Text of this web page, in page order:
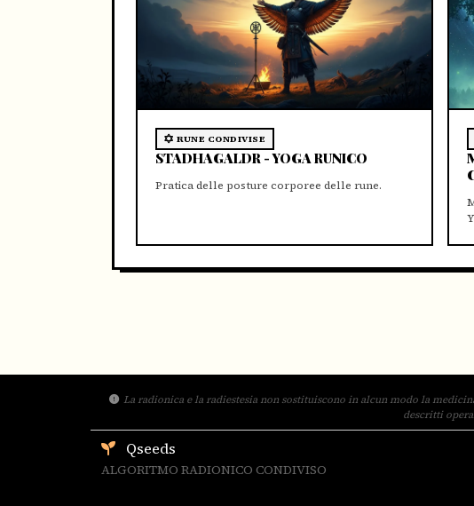
RUNE CONDIVISE
STADHAGALDR - YOGA RUNICO
Pratica delle posture corporee delle rune.
La radionica e la radiestesia non sostituiscono in alcun modo la
descritti
Qseeds
ALGORITMO RADIONICO CONDIVISO